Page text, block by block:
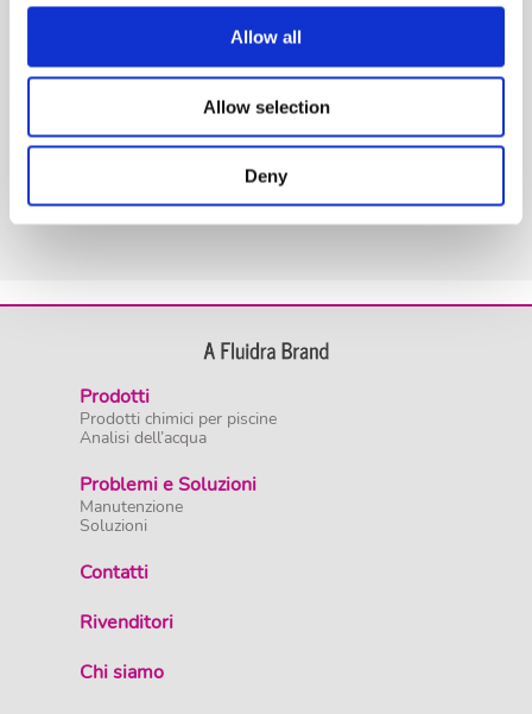
Allow all
Allow selection
Deny
Visualizza il prodotto
Prodotti
Prodotti chimici per piscine
Analisi dell’acqua
Problemi e Soluzioni
Manutenzione
Soluzioni
Contatti
Rivenditori
Chi siamo